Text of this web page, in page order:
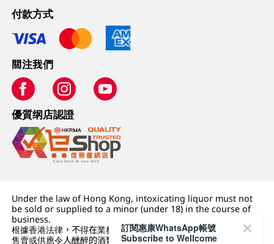
付款方式
關注我們
優質纲店認證
Under the law of Hong Kong, intoxicating liquor must not
be sold or supplied to a minor (under 18) in the course of
business.
根據香港法律，不得在業務過程中，向未成年人 (18 歲以下人士)
售賣或供應令人醺醉的酒類。
訂閱惠康WhatsApp帳號
Subscribe to Wellcome